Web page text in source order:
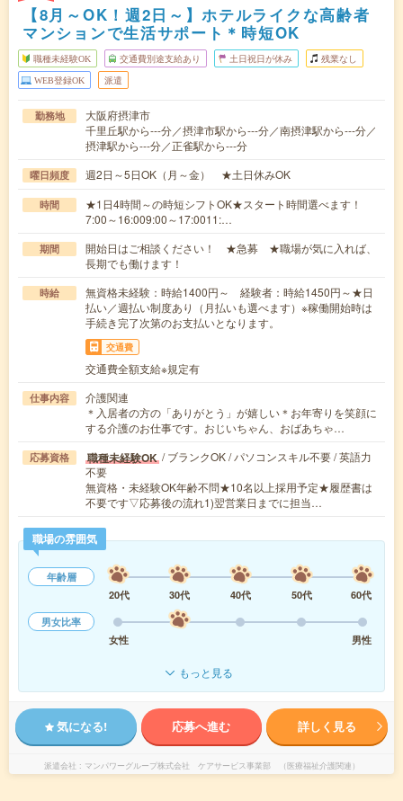
【8月～OK！週2日～】ホテルライクな高齢者
マンションで生活サポート＊時短OK
職種未経験OK 交通費別途支給あり 土日祝日が休み 残業なし
WEB登録OK 派遣
勤務地
大阪府摂津市
千里丘駅から---分／摂津市駅から---分／南摂津駅から---分／
摂津駅から---分／正雀駅から---分
曜日頻度 週2日～5日OK（月～金） ★土日休みOK
時間
★1日4時間～の時短シフトOK★スタート時間選べます！
7:00～16:009:00～17:0011:…
期間
開始日はご相談ください！ ★急募 ★職場が気に入れば、
長期でも働けます！
時給
無資格未経験：時給1400円～ 経験者：時給1450円～★日
払い／週払い制度あり（月払いも選べます）※稼働開始時は
手続き完了次第のお支払いとなります。
交通費
交通費全額支給※規定有
仕事内容
介護関連
＊入居者の方の「ありがとう」が嬉しい＊お年寄りを笑顔に
する介護のお仕事です。おじいちゃん、おばあちゃ…
応募資格 職種未経験OK / ブランクOK / パソコンスキル不要 / 英語力
不要
無資格・未経験OK年齢不問★10名以上採用予定★履歴書は
不要です▽応募後の流れ1)翌営業日までに担当…
職場の雰囲気
年齢層
20代
30代 40代 50代
60代
男女比率
女性
男性
もっと見る
気になる! 応募へ進む 詳しく見る
派遣会社 マンパワーグループ株式会社 ケアサービス事業部 （医療福祉介護関連）